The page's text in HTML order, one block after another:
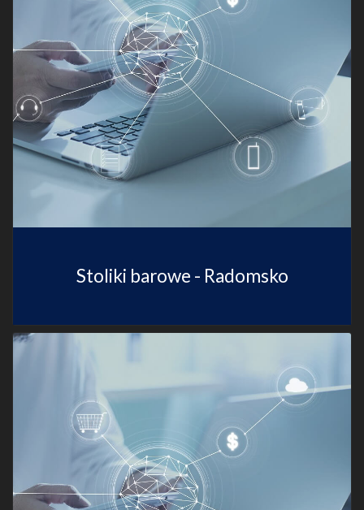
Stoliki barowe - Radomsko